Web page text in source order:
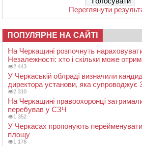
Переглянути
ПОПУЛЯРНЕ НА САЙТІ
На Черкащині розпочнуть
Незалежності: хто і скільки може
2 443
У Черкаській облраді визначили
директора установи, яка супроводжує
2 310
На Черкащині правоохоронці
перебував у СЗЧ
1 352
У Черкасах пропонують
площу
1 178